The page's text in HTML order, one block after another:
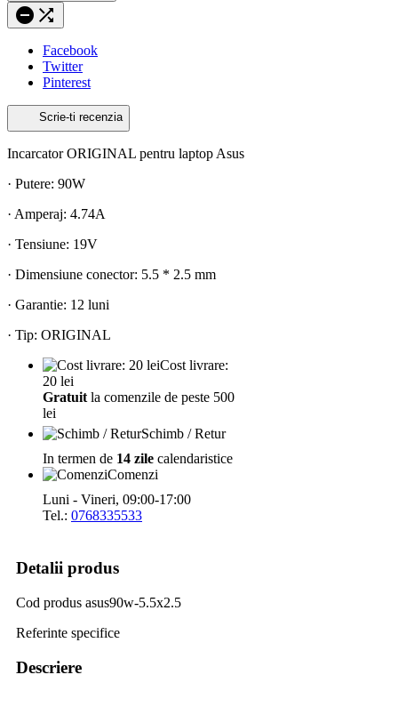
 
Facebook
Twitter
Pinterest
Scrie-ti recenzia
Incarcator ORIGINAL pentru laptop Asus
· Putere: 90W
· Amperaj: 4.74A
· Tensiune: 19V
· Dimensiune conector: 5.5 * 2.5 mm
· Garantie: 12 luni
· Tip: ORIGINAL
Cost livrare:
20 lei
Gratuit la comenzile de peste 500
lei
Schimb / Retur
In termen de 14 zile calendaristice
Comenzi
Luni - Vineri, 09:00-17:00
Tel.: 0768335533
Detalii produs
Cod produs asus90w-5.5x2.5
Referinte specifice
Descriere